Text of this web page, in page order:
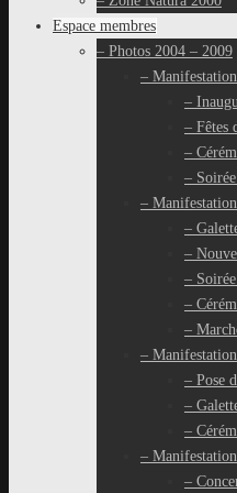
Espace membres
– Photos 2004 – 2009
–
–
– Fêtes
–
–
–
–
–
–
–
–
–
– Pose
–
–
–
–